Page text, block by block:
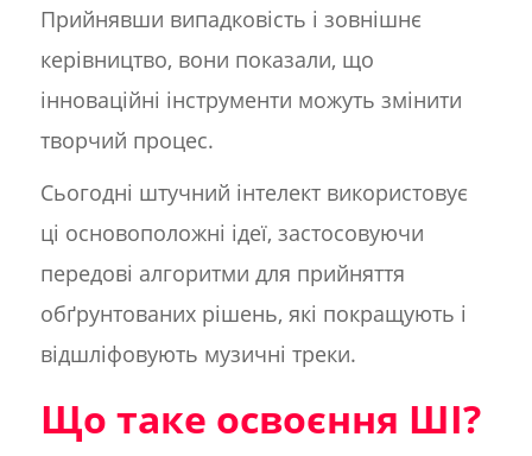
Прийнявши випадковість і зовнішнє
керівництво, вони показали, що
інноваційні інструменти можуть змінити
творчий процес.
Сьогодні штучний інтелект використовує
ці основоположні ідеї, застосовуючи
передові алгоритми для прийняття
обґрунтованих рішень, які покращують і
відшліфовують музичні треки.
Що таке освоєння ШІ?